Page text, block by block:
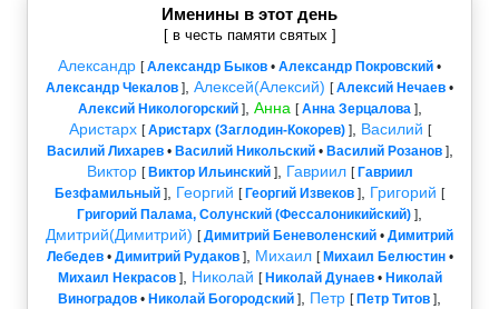
Именины в этот день
[ в честь памяти святых ]
Александр [Александр Быков • Александр Покровский •
Александр Чекалов ], Алексей(Алексий) [Алексий Нечаев •
Алексий Никологорский], Анна [Анна Зерцалова],
Аристарх [Аристарх (Заглодин-Кокорев)], Василий [
Василий Лихарев• Василий Никольский• Василий Розанов],
Виктор [ Виктор Ильинский], Гавриил [ Гавриил
Безфамильный ], Георгий [ Георгий Извеков ], Григорий [
Григорий Палама, Солунский (Фессалоникийский) ],
Дмитрий(Димитрий) [Димитрий Беневоленский • Димитрий
Лебедев• Димитрий Рудаков], Михаил [ Михаил Белюстин•
Михаил Некрасов], Николай [ Николай Дунаев• Николай
Виноградов • Николай Богородский ], Петр [ Петр Титов ],